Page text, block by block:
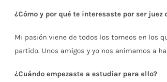
¿Cómo y por qué te interesaste por ser juez
Mi pasión viene de todos los torneos en los
partido. Unos amigos y yo nos animamos a
¿Cuándo empezaste a estudiar para ello?